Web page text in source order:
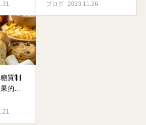
ブログ 2023.11.26
質制
的な